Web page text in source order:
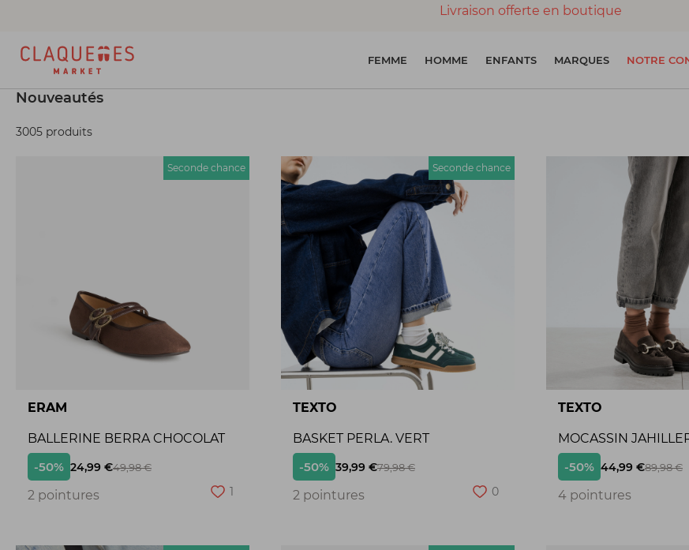
Livraison offerte en boutique
FEMME HOMME ENFANTS MARQUES NOTRE
Nouveautés
3005 produits
Seconde chance
ERAM
BALLERINE BERRA CHOCOLAT
-50% 24,99 €49,98 €
2 pointures 1
Seconde chance
TEXTO
BASKET PERLA. VERT
-50% 39,99 €79,98 €
2 pointures 0
TEXTO
MOCASSIN
-50% 44,99 €89,98 €
4 pointures